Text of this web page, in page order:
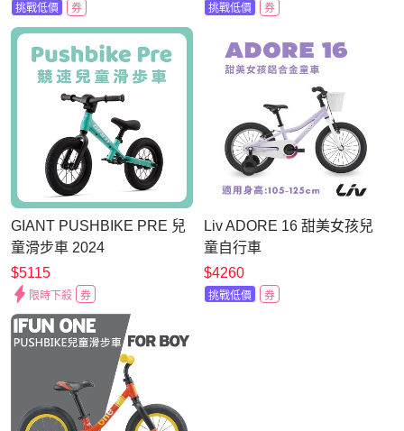
挑戰低價 券 挑戰低價 券
GIANT PUSHBIKE PRE 兒
童滑步車 2024
$5115
限時下殺 券
Liv ADORE 16 甜美女孩兒
童自行車
$4260
挑戰低價 券